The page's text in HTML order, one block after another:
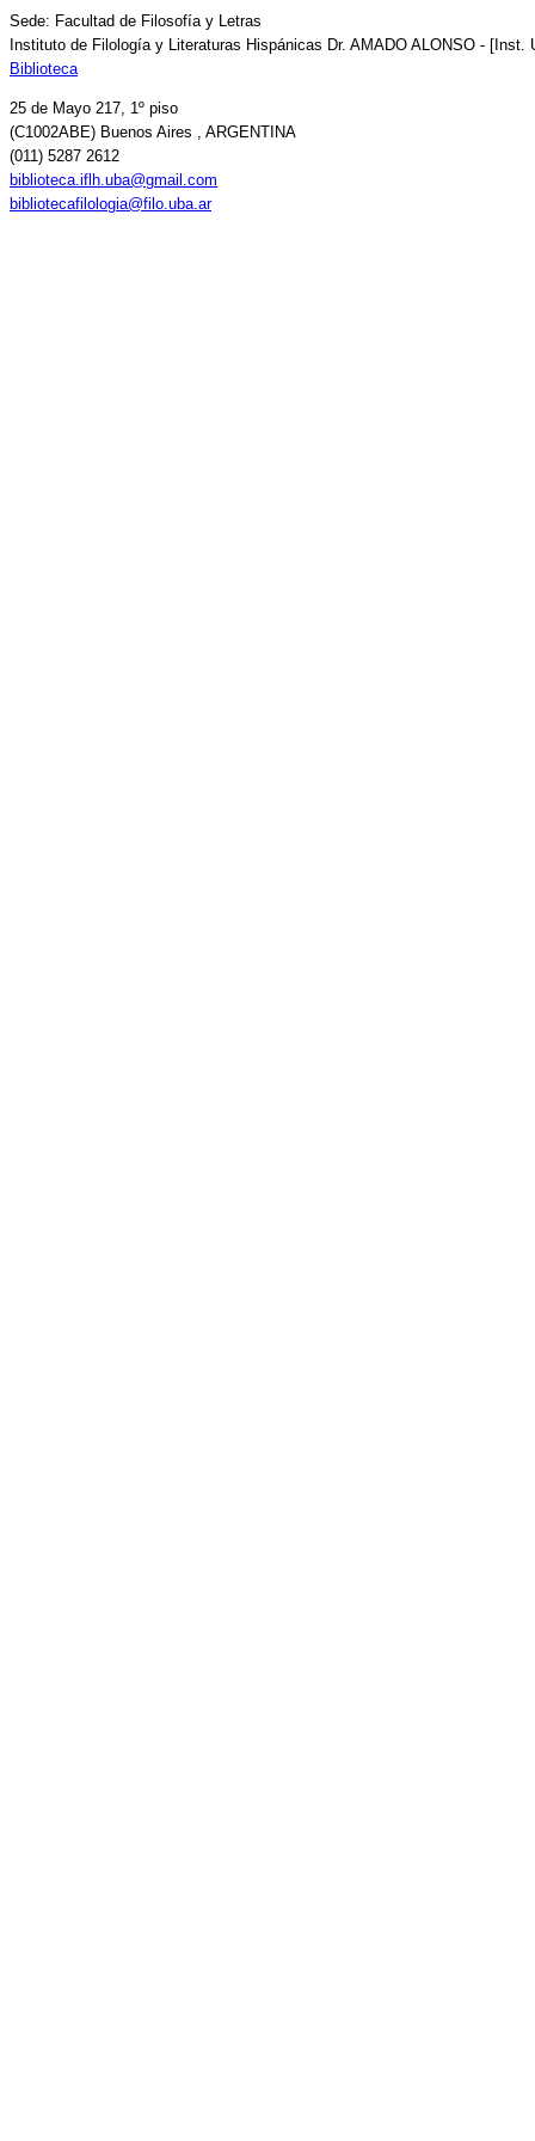
Sede: Facultad de Filosofía y Letras
Instituto de Filología y Literaturas Hispánicas Dr. AMADO ALONSO - [Inst.
Biblioteca
25 de Mayo 217, 1º piso
(C1002ABE) Buenos Aires , ARGENTINA
(011) 5287 2612
biblioteca.iflh.uba@gmail.com
bibliotecafilologia@filo.uba.ar